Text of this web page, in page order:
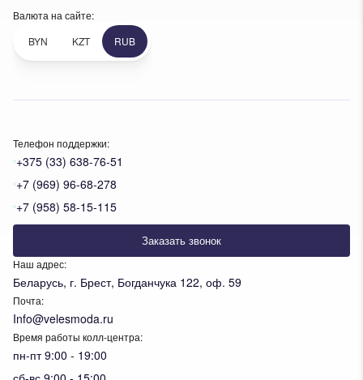
Телефон поддержки:
+375 (33) 638-76-51
+7 (969) 96-68-278
+7 (958) 58-15-115
Заказать звонок
Наш адрес:
Беларусь, г. Брест, Богданчука 122, оф. 59
Почта:
Info@velesmoda.ru
Время работы колл-центра:
пн-пт 9:00 - 19:00
Валюта на сайте:
BYN
KZT RUB